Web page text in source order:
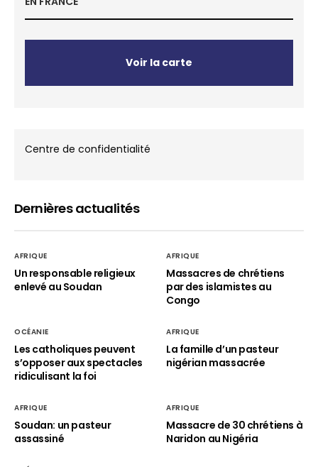
Voir la carte
Centre de confidentialité
Dernières actualités
AFRIQUE
Un responsable religieux
enlevé au Soudan
AFRIQUE
Massacres de chrétiens
par des islamistes au
Congo
OCÉANIE
Les catholiques peuvent
s’opposer aux spectacles
ridiculisant la foi
AFRIQUE
La famille d’un pasteur
nigérian massacrée
AFRIQUE
Soudan: un pasteur
assassiné
AFRIQUE
Massacre de 30 chrétiens à
Naridon au Nigéria